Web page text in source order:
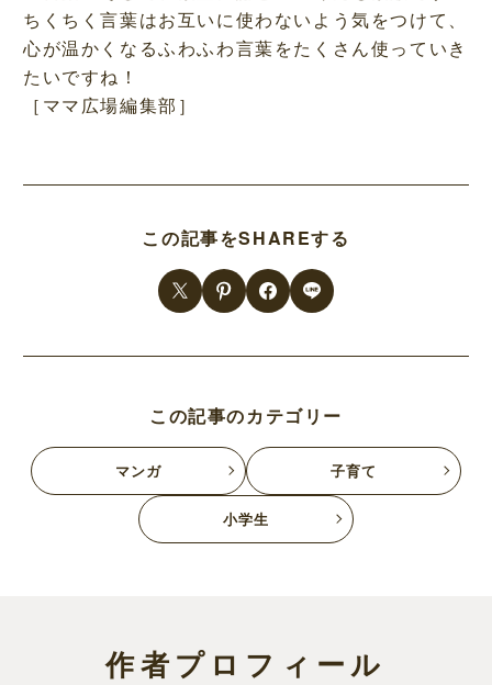
ちくちく言葉はお互いに使わないよう気をつけて、
心が温かくなるふわふわ言葉をたくさん使っていき
たいですね！
［ママ広場編集部］
この記事をSHAREする
この記事のカテゴリー
マンガ 子育て
小学生
作者プロフィール